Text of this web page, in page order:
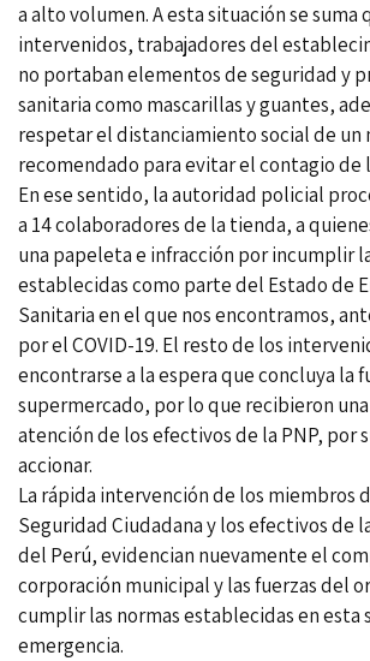
a alto volumen. A esta situación se suma
intervenidos, trabajadores del
no portaban elementos de seguridad y
sanitaria como mascarillas y guantes,
respetar el distanciamiento social de un
recomendado para evitar el contagio de
En ese sentido, la autoridad policial
a 14 colaboradores de la tienda, a
una papeleta e infracción por incumplir
establecidas como parte del Estado de
Sanitaria en el que nos encontramos,
por el COVID-19. El resto de los
encontrarse a la espera que concluya la
supermercado, por lo que recibieron
atención de los efectivos de la PNP, por
accionar.
La rápida intervención de los miembros
Seguridad Ciudadana y los efectivos de
del Perú, evidencian nuevamente el
corporación municipal y las fuerzas del
cumplir las normas establecidas en esta
emergencia.